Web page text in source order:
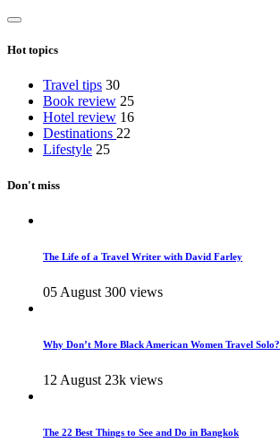
Hot topics
Travel tips 30
Book review 25
Hotel review 16
Destinations 22
Lifestyle 25
Don't miss
The Life of a Travel Writer with David Farley
05 August 300 views
Why Don’t More Black American Women Travel Solo?
12 August 23k views
The 22 Best Things to See and Do in Bangkok